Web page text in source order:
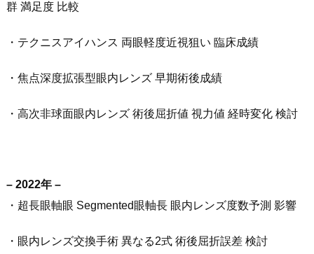
群 満足度 比較
・テクニスアイハンス 両眼軽度近視狙い 臨床成績
・焦点深度拡張型眼内レンズ 早期術後成績
・高次非球面眼内レンズ 術後屈折値 視力値 経時変化 検討
– 2022年 –
・超長眼軸眼 Segmented眼軸長 眼内レンズ度数予測 影響
・眼内レンズ交換手術 異なる2式 術後屈折誤差 検討